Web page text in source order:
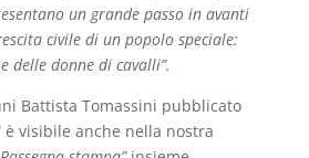
un grande passo in avanti
civile di un popolo speciale:
delle donne di cavalli”.
Battista Tomassini pubblicato
è visibile anche nella nostra